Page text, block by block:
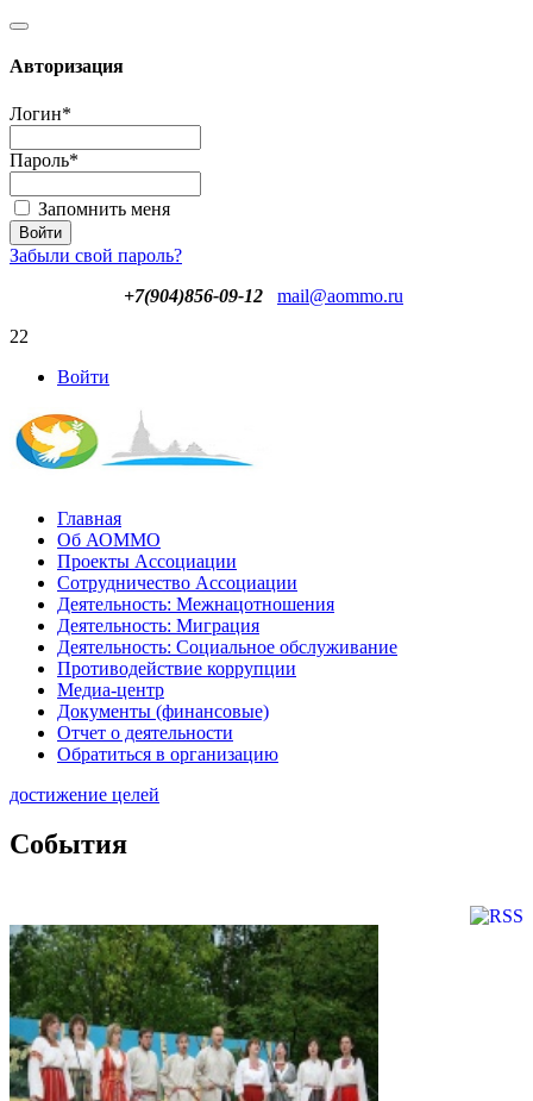
Авторизация
Логин*
Пароль*
Запомнить меня
Забыли свой пароль?
+7(904)856-09-12
mail@aommo.ru
22
Войти
Главная
Об АОММО
Проекты Ассоциации
Сотрудничество Ассоциации
Деятельность: Межнацотношения
Деятельность: Миграция
Деятельность: Социальное обслуживание
Противодействие коррупции
Медиа-центр
Документы (финансовые)
Отчет о деятельности
Обратиться в организацию
достижение целей
События